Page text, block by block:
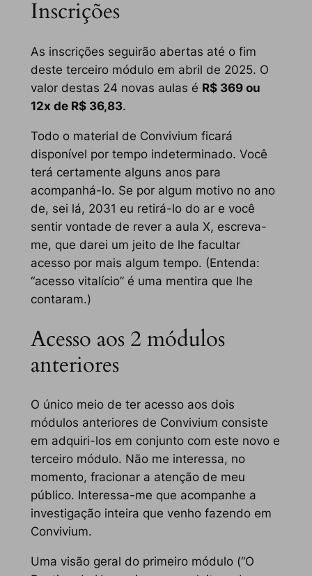
Inscrições
As inscrições seguirão abertas até o fim
deste terceiro módulo em abril de 2025. O
valor destas 24 novas aulas é R$ 369 ou
12x de R$ 36,83.
Todo o material de Convivium ficará
disponível por tempo indeterminado. Você
terá certamente alguns anos para
acompanhá-lo. Se por algum motivo no ano
de, sei lá, 2031 eu retirá-lo do ar e você
sentir vontade de rever a aula X, escreva-
me, que darei um jeito de lhe facultar
acesso por mais algum tempo. (Entenda:
“acesso vitalício” é uma mentira que lhe
contaram.)
Acesso aos 2 módulos
anteriores
O único meio de ter acesso aos dois
módulos anteriores de Convivium consiste
em adquiri-los em conjunto com este novo e
terceiro módulo. Não me interessa, no
momento, fracionar a atenção de meu
público. Interessa-me que acompanhe a
investigação inteira que venho fazendo em
Convivium.
Uma visão geral do primeiro módulo (“O